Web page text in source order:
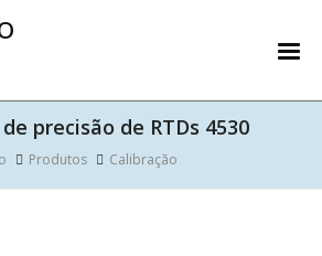
precisão de RTDs 4530
Produtos Calibração